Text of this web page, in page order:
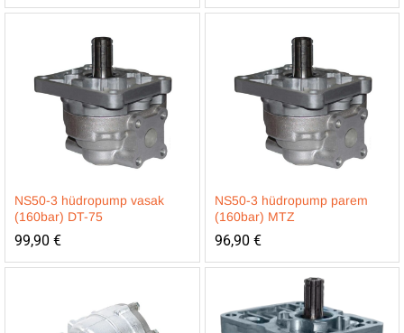
NS50-3 hüdropump vasak
(160bar) DT-75
99,90 €
NS50-3 hüdropump parem
(160bar) MTZ
96,90 €